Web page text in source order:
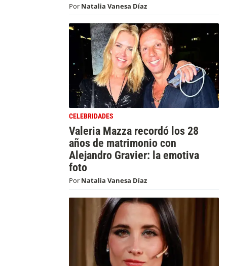
Por Natalia Vanesa Díaz
CELEBRIDADES
Valeria Mazza recordó los 28
años de matrimonio con
Alejandro Gravier: la emotiva
foto
Por Natalia Vanesa Díaz